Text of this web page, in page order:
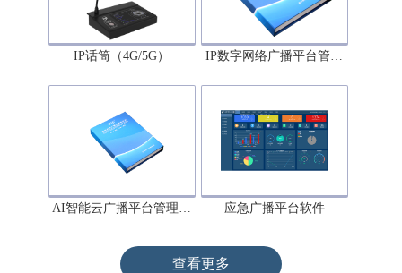
IP话筒（4G/5G） IP数字网络广播平台管…
AI智能云广播平台管理… 应急广播平台软件
查看更多